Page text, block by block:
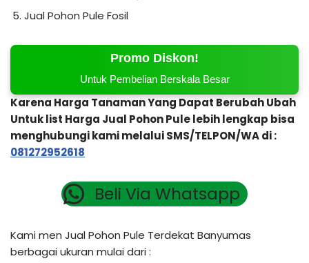
Jual Pohon Pule Fosil
Promo Diskon!
Untuk Pembelian Berskala Besar
Karena Harga Tanaman Yang Dapat Berubah Ubah
Untuk list Harga Jual Pohon Pule lebih lengkap bisa
menghubungi kami melalui SMS/TELPON/WA di :
081272952618
Beli Via Whatsapp
Kami men Jual Pohon Pule Terdekat Banyumas
berbagai ukuran mulai dari :